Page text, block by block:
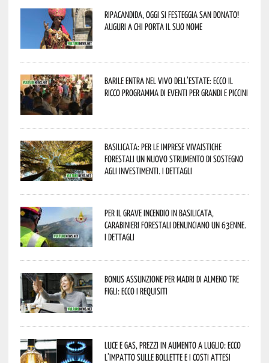
Ripacandida, oggi si festeggia San Donato!
Auguri a chi porta il suo nome
Barile entra nel vivo dell’estate: ecco il
ricco programma di eventi per grandi e piccini
Basilicata: per le imprese vivaistiche
forestali un nuovo strumento di sostegno
agli investimenti. I dettagli
Per il grave incendio in Basilicata,
Carabinieri forestali denunciano un 63enne.
I dettagli
Bonus assunzione per madri di almeno tre
figli: ecco i requisiti
Luce e gas, prezzi in aumento a luglio: ecco
l’impatto sulle bollette e i costi attesi